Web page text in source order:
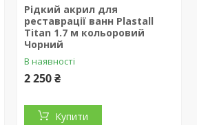
Рідкий акрил для
реставрації ванн Plastall
Titan 1.7 м кольоровий
Чорний
В наявності
2 250 ₴
Купити